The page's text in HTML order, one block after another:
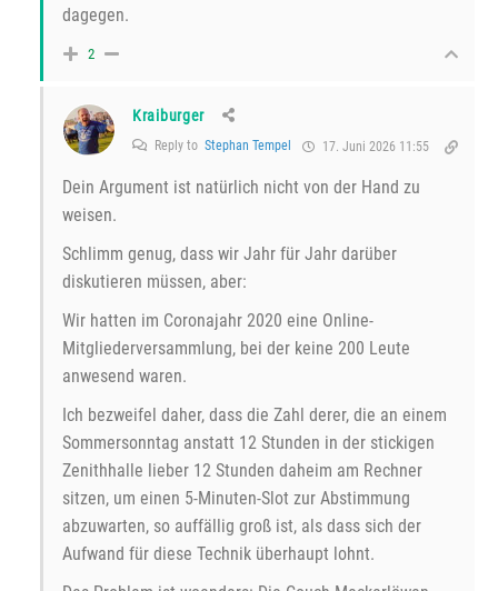
dagegen.
2
Kraiburger
Reply to Stephan Tempel 17. Juni 2026 11:55
Dein Argument ist natürlich nicht von der Hand zu
weisen.
Schlimm genug, dass wir Jahr für Jahr darüber
diskutieren müssen, aber:
Wir hatten im Coronajahr 2020 eine Online-
Mitgliederversammlung, bei der keine 200 Leute
anwesend waren.
Ich bezweifel daher, dass die Zahl derer, die an einem
Sommersonntag anstatt 12 Stunden in der stickigen
Zenithhalle lieber 12 Stunden daheim am Rechner
sitzen, um einen 5-Minuten-Slot zur Abstimmung
abzuwarten, so auffällig groß ist, als dass sich der
Aufwand für diese Technik überhaupt lohnt.